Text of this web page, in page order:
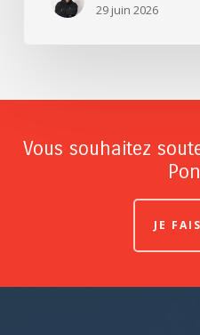
29 juin 2026
Vous souhaitez
JE